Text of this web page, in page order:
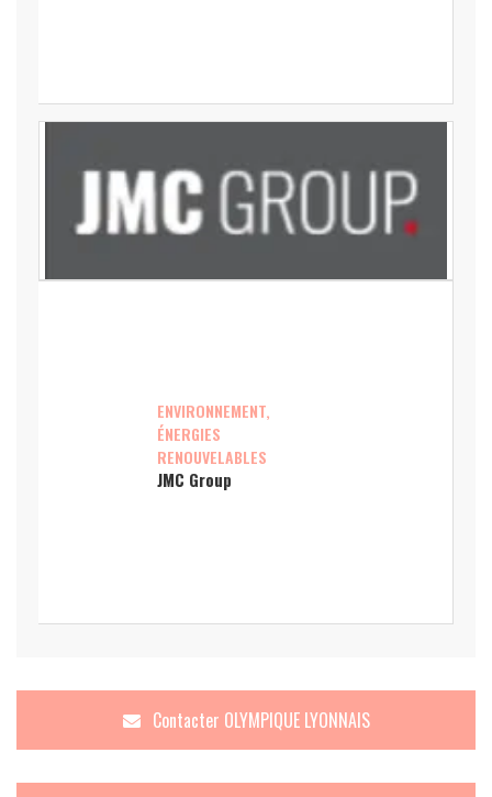
ENVIRONNEMENT,
ÉNERGIES
RENOUVELABLES
JMC Group
Contacter OLYMPIQUE LYONNAIS